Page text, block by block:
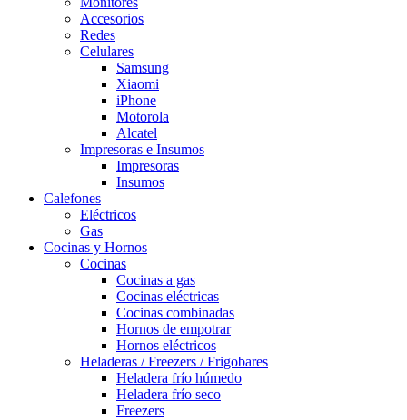
Accesorios
Redes
Celulares
Samsung
Xiaomi
iPhone
Motorola
Alcatel
Impresoras e Insumos
Impresoras
Insumos
Calefones
Eléctricos
Gas
Cocinas y Hornos
Cocinas
Cocinas a gas
Cocinas eléctricas
Cocinas combinadas
Hornos de empotrar
Hornos eléctricos
Heladeras / Freezers / Frigobares
Heladera frío húmedo
Heladera frío seco
Freezers